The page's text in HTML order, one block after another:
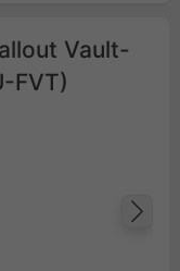
Vault-
FVT)